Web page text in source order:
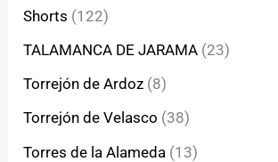
Shorts (122)
TALAMANCA DE JARAMA (23)
Torrejón de Ardoz (8)
Torrejón de Velasco (38)
Torres de la Alameda (13)